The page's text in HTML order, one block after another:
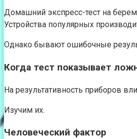
Домашний экспресс-тест на
Устройства популярных
Однако бывают ошибочные
Когда тест показывает
На результативность приборов
Изучим их.
Человеческий фактор